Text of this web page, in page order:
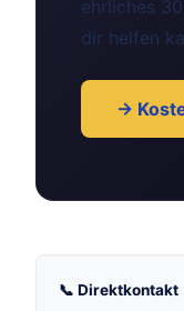
ehrliches
dir helfen
→
📞 Direktkontakt